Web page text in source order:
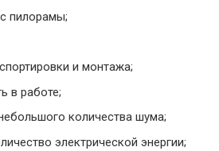
пилорамы;
и монтажа;
в работе;
количества шума;
электрической энергии;